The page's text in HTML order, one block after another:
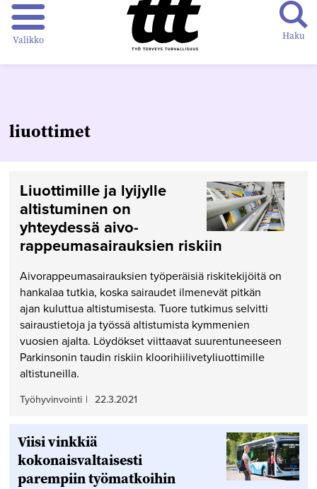
Valikko Haku
liuottimet
Liuottimille ja lyijylle
altistuminen on
yhteydessä aivo­
rappeuma­sairauksien riskiin
Aivorappeumasairauksien työperäisiä riskitekijöitä on
hankalaa tutkia, koska sairaudet ilmenevät pitkän
ajan kuluttua altistumisesta. Tuore tutkimus selvitti
sairaustietoja ja työssä altistumista kymmenien
vuosien ajalta. Löydökset viittaavat suurentuneeseen
Parkinsonin taudin riskiin kloorihiilivetyliuottimille
altistuneilla.
Työhyvinvointi | 22.3.2021
Viisi vinkkiä
kokonaisvaltaisesti
parempiin työmatkoihin